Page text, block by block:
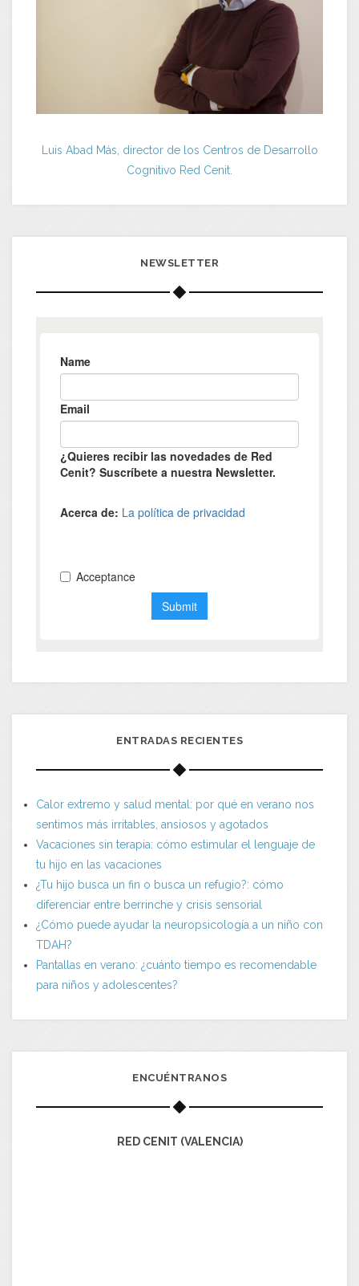
Luis Abad Más, director de los Centros de Desarrollo
Cognitivo Red Cenit.
NEWSLETTER
ENTRADAS RECIENTES
Calor extremo y salud mental: por qué en verano nos
sentimos más irritables, ansiosos y agotados
Vacaciones sin terapia: cómo estimular el lenguaje de
tu hijo en las vacaciones
¿Tu hijo busca un fin o busca un refugio?: cómo
diferenciar entre berrinche y crisis sensorial
¿Cómo puede ayudar la neuropsicología a un niño con
TDAH?
Pantallas en verano: ¿cuánto tiempo es recomendable
para niños y adolescentes?
ENCUÉNTRANOS
RED CENIT (VALENCIA)